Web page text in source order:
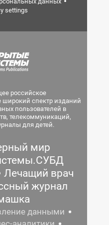
settings
российское
широкий спектр изданий
пользователей в
телекоммуникаций,
для детей.
мир
Лечащий врач
журнал
данными